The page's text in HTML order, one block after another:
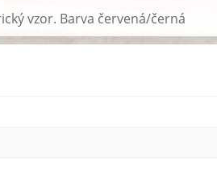
vzor. Barva červená/černá